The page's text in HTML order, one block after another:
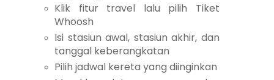
Klik fitur travel lalu pilih Tiket
Whoosh
Isi stasiun awal, stasiun akhir, dan
tanggal keberangkatan
Pilih jadwal kereta yang diinginkan